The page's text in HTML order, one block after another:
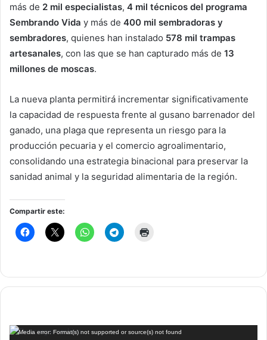
más de 2 mil especialistas, 4 mil técnicos del programa
Sembrando Vida y más de 400 mil sembradoras y
sembradores, quienes han instalado 578 mil trampas
artesanales, con las que se han capturado más de 13
millones de moscas.
La nueva planta permitirá incrementar significativamente
la capacidad de respuesta frente al gusano barrenador del
ganado, una plaga que representa un riesgo para la
producción pecuaria y el comercio agroalimentario,
consolidando una estrategia binacional para preservar la
sanidad animal y la seguridad alimentaria de la región.
Compartir este:
Reproductor
Media error: Format(s) not supported or source(s) not found